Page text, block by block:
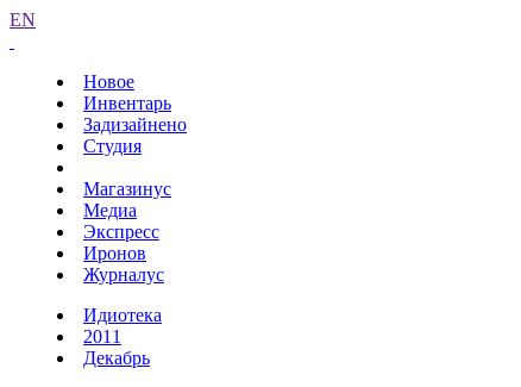
EN
Новое
Инвентарь
Задизайнено
Студия
Магазинус
Медиа
Экспресс
Иронов
Журналус
Идиотека
2011
Декабрь